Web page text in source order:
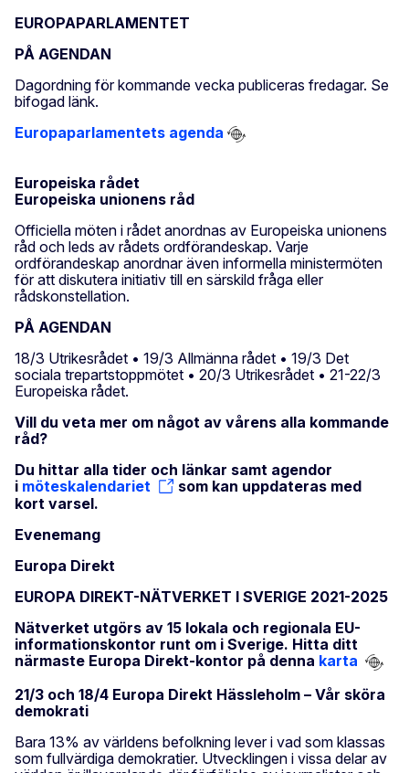
EUROPAPARLAMENTET
PÅ AGENDAN
Dagordning för kommande vecka publiceras fredagar. Se
bifogad länk.
Europaparlamentets agenda
Europeiska rådet
Europeiska unionens råd
Officiella möten i rådet anordnas av Europeiska unionens
råd och leds av rådets ordförandeskap. Varje
ordförandeskap anordnar även informella ministermöten
för att diskutera initiativ till en särskild fråga eller
rådskonstellation.
PÅ AGENDAN
18/3 Utrikesrådet • 19/3 Allmänna rådet • 19/3 Det
sociala trepartstoppmötet • 20/3 Utrikesrådet • 21-22/3
Europeiska rådet.
Vill du veta mer om något av vårens alla kommande
råd?
Du hittar alla tider och länkar samt agendor
i möteskalendariet
som kan uppdateras med
kort varsel.
Evenemang
Europa Direkt
EUROPA DIREKT-NÄTVERKET I SVERIGE 2021-2025
Nätverket utgörs av 15 lokala och regionala EU-
informationskontor runt om i Sverige. Hitta ditt
närmaste Europa Direkt-kontor på denna karta
21/3 och 18/4 Europa Direkt Hässleholm – Vår sköra
demokrati
Bara 13% av världens befolkning lever i vad som klassas
som fullvärdiga demokratier. Utvecklingen i vissa delar av